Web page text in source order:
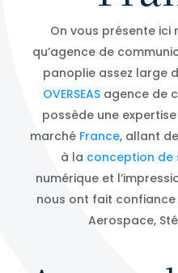
On vous présente ici
qu’agence de
panoplie assez large
OVERSEAS agence de
possède une
marché France, allant
à la conception de
numérique et
nous ont fait confiance
Aerospace,